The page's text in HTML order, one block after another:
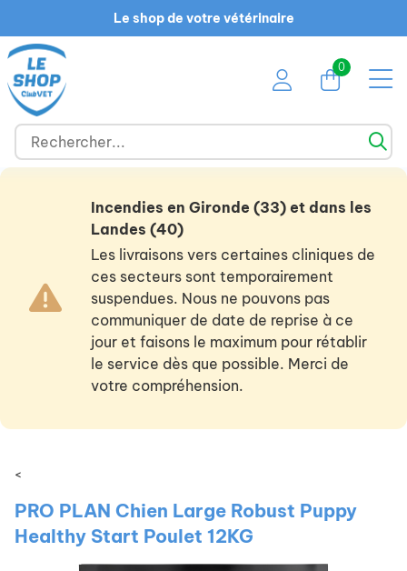
Le shop de votre vétérinaire
0
Incendies en Gironde (33) et dans les
Landes (40)
Les livraisons vers certaines cliniques de
ces secteurs sont temporairement
suspendues. Nous ne pouvons pas
communiquer de date de reprise à ce
jour et faisons le maximum pour rétablir
le service dès que possible. Merci de
votre compréhension.
<
PRO PLAN Chien Large Robust Puppy
Healthy Start Poulet 12KG